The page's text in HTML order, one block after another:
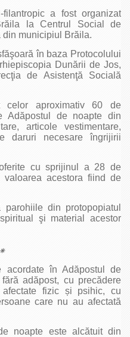
a fost organizat
la Centrul Social de
din municipiul Brăila.
în baza Protocolului
Dunării de Jos,
de Asistenţă Socială
aproximativ 60 de
Adăpostul de noapte din
articole vestimentare,
daruri necesare îngrijirii
cu sprijinul a 28 de
acestora fiind de
din protopopiatul
şi material acestor
acordate în Adăpostul de
adăpost, cu precădere
fizic și psihic, cu
care nu au afectată
noapte este alcătuit din